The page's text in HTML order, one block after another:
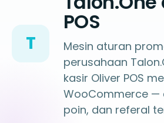
T
POS
Mesin aturan
perusahaan
kasir Oliver POS
WooCommerce —
poin, dan referal